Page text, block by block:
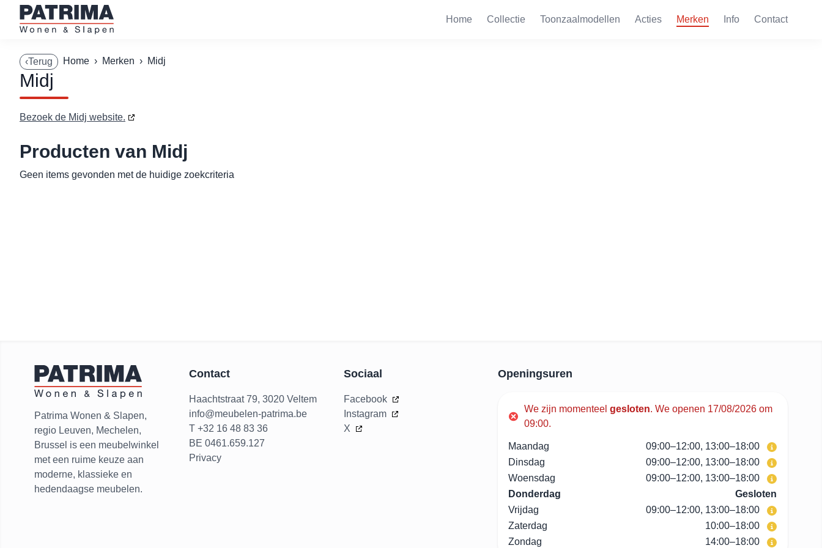
Home Collectie Toonzaalmodellen Acties Merken Info Contact
‹Terug Home › Merken › Midj
Midj
Bezoek de Midj website.
Producten van Midj
Geen items gevonden met de huidige zoekcriteria
Patrima Wonen & Slapen,
regio Leuven, Mechelen,
Brussel is een meubelwinkel
met een ruime keuze aan
moderne, klassieke en
hedendaagse meubelen.
Contact
Haachtstraat 79, 3020 Veltem
info@meubelen-patrima.be
T +32 16 48 83 36
BE 0461.659.127
Privacy
Sociaal
Facebook
Instagram
X
Openingsuren
We zijn momenteel gesloten. We openen 17/08/2026 om
09:00.
Maandag
09:00–12:00, 13:00–18:00
Dinsdag
09:00–12:00, 13:00–18:00
Woensdag
09:00–12:00, 13:00–18:00
Donderdag
Gesloten
Vrijdag
09:00–12:00, 13:00–18:00
Zaterdag
10:00–18:00
Zondag
14:00–18:00